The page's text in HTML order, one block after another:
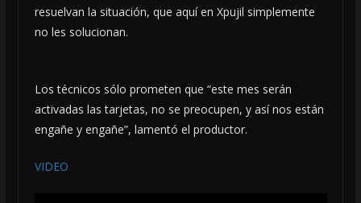
resuelvan la situación, que aquí en Xpujil simplemente
no les solucionan.
Los técnicos sólo prometen que “este mes serán
activadas las tarjetas, no se preocupen, y así nos están
engañe y engañe”, lamentó el productor.
VIDEO